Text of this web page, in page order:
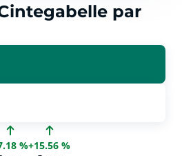
par
%+15.56 %